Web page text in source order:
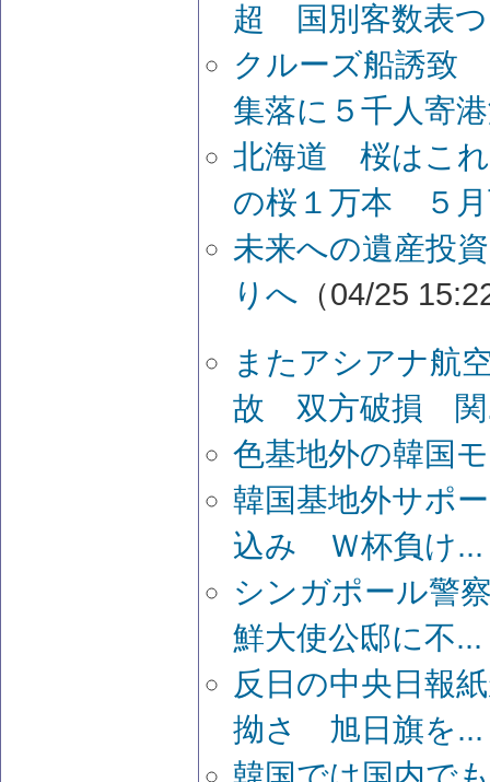
超 国別客数表
クルーズ船誘致
集落に５千人寄
北海道 桜はこ
の桜１万本 ５
未来への遺産投
りへ （04/25
またアシアナ航
故 双方破損 関
色基地外の韓国
韓国基地外サポ
込み Ｗ杯負け...
シンガポール警
鮮大使公邸に不...
反日の中央日報
拗さ 旭日旗を...